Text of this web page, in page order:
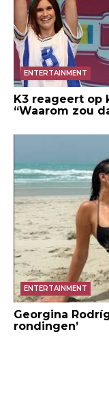
ENTERTAINMENT
K3 reageert op
“Waarom zou
ENTERTAINMENT
Georgina
rondingen’